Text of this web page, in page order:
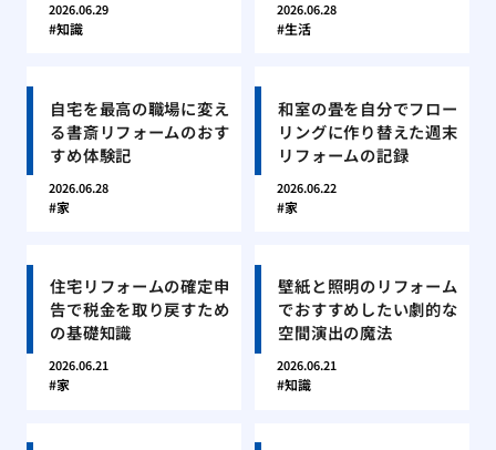
2026.06.29
知識
2026.06.28
生活
自宅を最高の職場に変え
る書斎リフォームのおす
すめ体験記
2026.06.28
家
和室の畳を自分でフロー
リングに作り替えた週末
リフォームの記録
2026.06.22
家
住宅リフォームの確定申
告で税金を取り戻すため
の基礎知識
2026.06.21
家
壁紙と照明のリフォーム
でおすすめしたい劇的な
空間演出の魔法
2026.06.21
知識